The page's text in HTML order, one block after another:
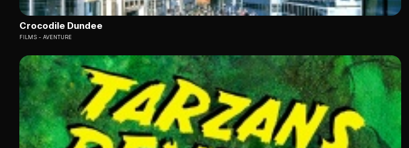
Crocodile Dundee
FILMS AVENTURE